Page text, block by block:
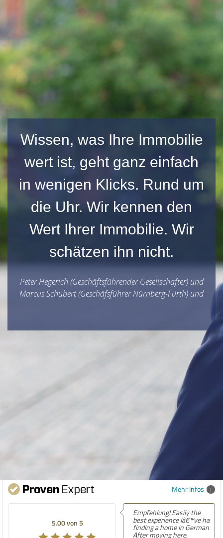
Wissen, was Ihre Immobilie
wert ist, geht ganz einfach
in wenigen Klicks. Rund um
die Uhr. Wir kennen den
Wert Ihrer Immobilie. Wir
schätzen ihn nicht.
Peter Hegerich (Geschäftsführender Gesellschafter) und
Marcus Schubert (Geschäfsführer Nürnberg-Fürth) und
Mehr Infos
5.00 von 5
Empfehlung! Easily the
best experience Iâ€™ve had
finding a home in Germany.
After moving here,